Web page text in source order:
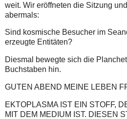
weit. Wir eröffneten die Sitzung
abermals:
Sind kosmische Besucher im
erzeugte Entitäten?
Diesmal bewegte sich die
Buchstaben hin.
GUTEN ABEND MEINE LEBEN
EKTOPLASMA IST EIN STOFF,
MIT DEM MEDIUM IST. DIESEN